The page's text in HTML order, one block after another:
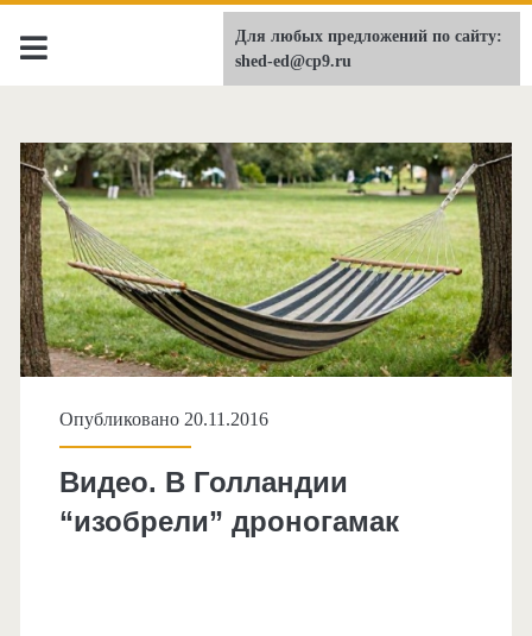
shed-ed.ru
Опубликовано 20.11.2016
Видео. В Голландии
“изобрели” дроногамак
Для любых предложений по сайту:
shed-ed@cp9.ru